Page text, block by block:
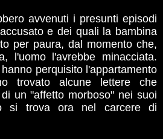
avvenuti i presunti episodi
e dei quali la bambina
per paura, dal momento che,
l'uomo l'avrebbe minacciata.
perquisito l'appartamento
trovato alcune lettere che
un "affetto morboso" nei suoi
si trova ora nel carcere di